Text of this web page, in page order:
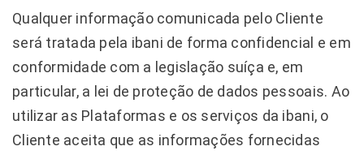
Qualquer informação comunicada pelo Cliente
será tratada pela ibani de forma confidencial e em
conformidade com a legislação suíça e, em
particular, a lei de proteção de dados pessoais. Ao
utilizar as Plataformas e os serviços da ibani, o
Cliente aceita que as informações fornecidas